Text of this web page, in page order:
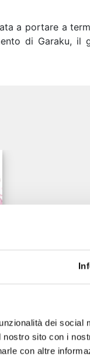
dei social
sito con i
con altre
a portare a
di Garaku, il